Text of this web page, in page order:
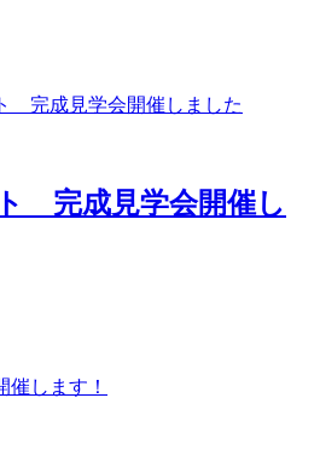
完成見学会開催し